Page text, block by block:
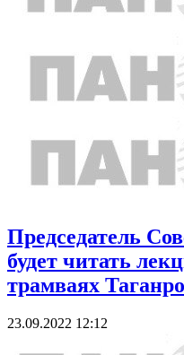
Председатель
будет читать
трамваях
23.09.2022 12:12